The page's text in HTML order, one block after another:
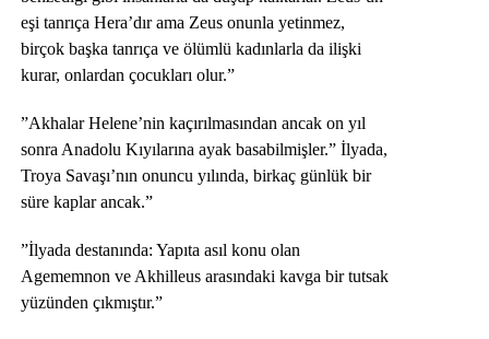
eşi tanrıça Hera’dır ama Zeus onunla yetinmez,
birçok başka tanrıça ve ölümlü kadınlarla da ilişki
kurar, onlardan çocukları olur.”
”Akhalar Helene’nin kaçırılmasından ancak on yıl
sonra Anadolu Kıyılarına ayak basabilmişler.” İlyada,
Troya Savaşı’nın onuncu yılında, birkaç günlük bir
süre kaplar ancak.”
”İlyada destanında: Yapıta asıl konu olan
Agememnon ve Akhilleus arasındaki kavga bir tutsak
yüzünden çıkmıştır.”